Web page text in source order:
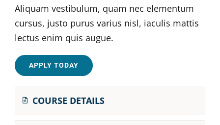
Aliquam vestibulum, quam nec elementum
cursus, justo purus varius nisl, iaculis mattis
lectus enim quis augue.
APPLY TODAY
COURSE DETAILS